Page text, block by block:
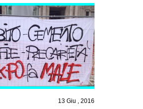
ABOUT
AREA
DEGENERAZIONE
GAZA FREESTYLE
CSOA LAMBRETTA13 Giu , 2016